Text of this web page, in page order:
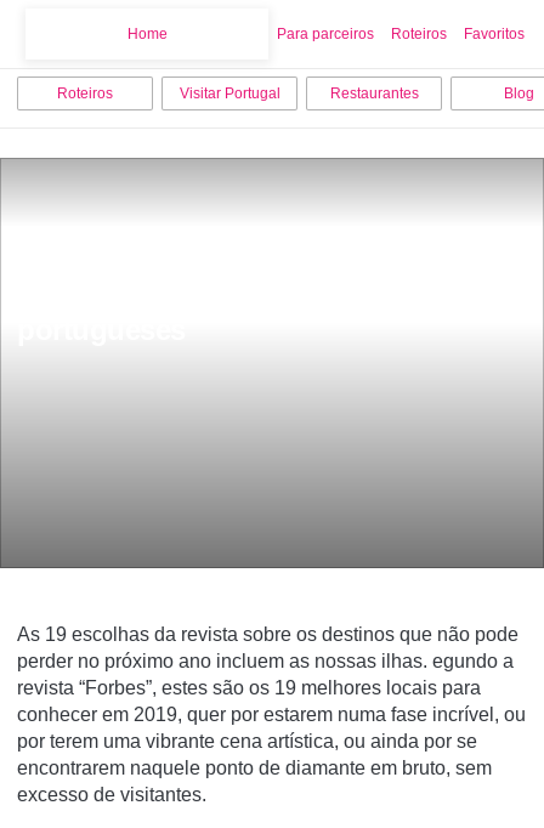
Home Para parceiros Roteiros Favoritos
Roteiros Visitar Portugal Restaurantes Blog
As 19 escolhas da revista sobre os destinos que não pode
perder no próximo ano incluem as nossas ilhas. egundo a
revista “Forbes”, estes são os 19 melhores locais para
conhecer em 2019, quer por estarem numa fase incrível, ou
por terem uma vibrante cena artística, ou ainda por se
encontrarem naquele ponto de diamante em bruto, sem
excesso de visitantes.